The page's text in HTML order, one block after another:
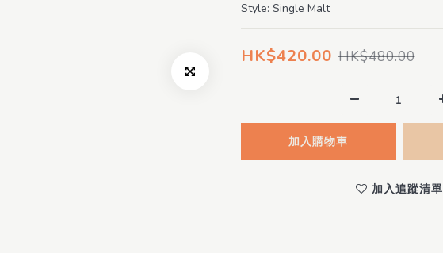
Style: Single Malt
HK$420.00 HK$480.00
加入購物車
加入追蹤清單